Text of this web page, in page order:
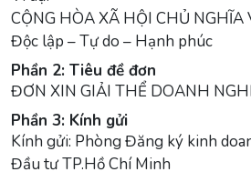
CỘNG HÒA XÃ HỘI CHỦ NGHĨA
Độc lập – Tự do – Hạnh phúc
Phần 2: Tiêu đề đơn
ĐƠN XIN GIẢI THỂ DOANH
Phần 3: Kính gửi
Kính gửi: Phòng Đăng ký kinh
Đầu tư TP.Hồ Chí Minh